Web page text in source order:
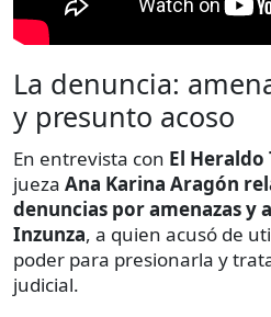
La denuncia:
y presunto acoso
En entrevista con El Heraldo
jueza Ana Karina Aragón
denuncias por amenazas y
Inzunza, a quien acusó de
poder para presionarla y
judicial.